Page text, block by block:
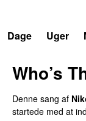
Dage
Uger
Who’s
Denne sang af
startede med at